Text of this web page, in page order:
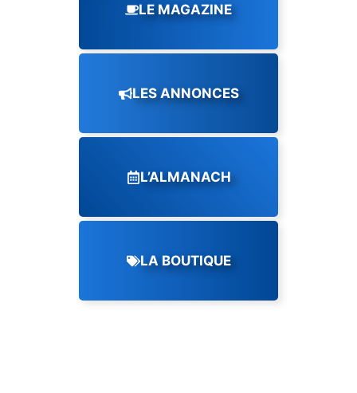
LE MAGAZINE
LES ANNONCES
L’ALMANACH
LA BOUTIQUE